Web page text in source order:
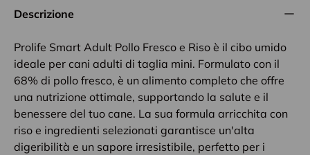
Descrizione
Prolife Smart Adult Pollo Fresco e Riso è il cibo umido
ideale per cani adulti di taglia mini. Formulato con il
68% di pollo fresco, è un alimento completo che offre
una nutrizione ottimale, supportando la salute e il
benessere del tuo cane. La sua formula arricchita con
riso e ingredienti selezionati garantisce un'alta
digeribilità e un sapore irresistibile, perfetto per i